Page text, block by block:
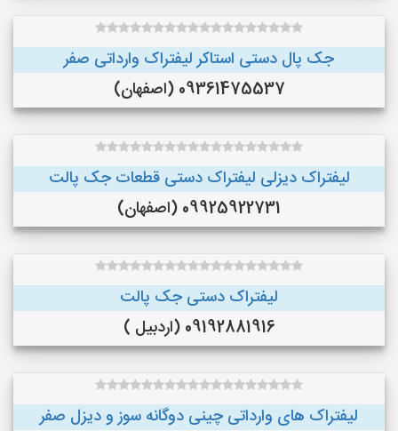
جک پال دستی استاکر لیفتراک وارداتی صفر
09361475537 (اصفهان)
لیفتراک دیزلی لیفتراک دستی قطعات جک پالت
09925922731 (اصفهان)
لیفتراک دستی جک پالت
09192881916 (اردبیل )
لیفتراک های وارداتی چینی دوگانه سوز و دیزل صفر